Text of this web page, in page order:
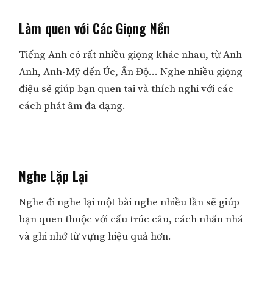
Làm quen với Các Giọng Nền
Tiếng Anh có rất nhiều giọng khác nhau, từ Anh-
Anh, Anh-Mỹ đến Úc, Ấn Độ… Nghe nhiều giọng
điệu sẽ giúp bạn quen tai và thích nghi với các
cách phát âm đa dạng.
Nghe Lặp Lại
Nghe đi nghe lại một bài nghe nhiều lần sẽ giúp
bạn quen thuộc với cấu trúc câu, cách nhấn nhá
và ghi nhớ từ vựng hiệu quả hơn.